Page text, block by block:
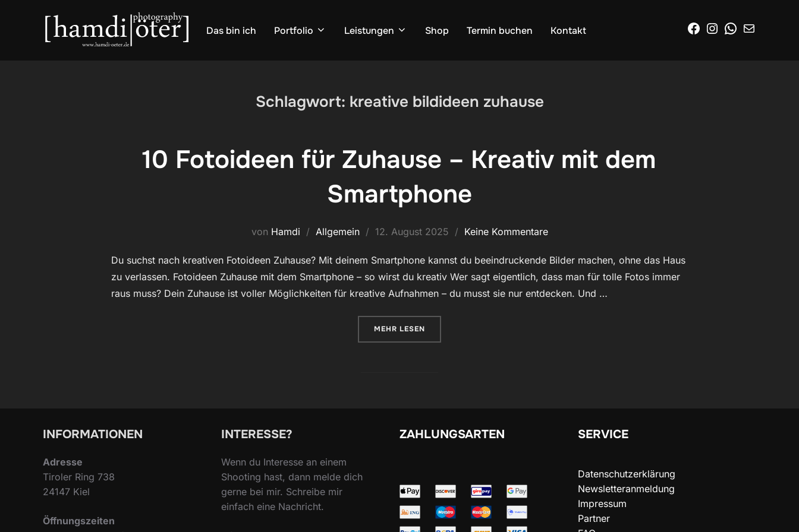
Das bin ich Portfolio Leistungen Shop Termin buchen Kontakt Facebook
Instagram
WhatsApp
E-Mail
Schlagwort: kreative bildideen zuhause
10 Fotoideen für Zuhause – Kreativ mit dem
Smartphone
von Hamdi Allgemein
Veröffentlicht
12. August 2025 Keine Kommentare
Du suchst nach kreativen Fotoideen Zuhause? Mit deinem Smartphone kannst du beeindruckende Bilder machen, ohne das Haus
zu verlassen. Fotoideen Zuhause mit dem Smartphone – so wirst du kreativ Wer sagt eigentlich, dass man für tolle Fotos immer
raus muss? Dein Zuhause ist voller Möglichkeiten für kreative Aufnahmen – du musst sie nur entdecken. Und …
MEHR ÜBER „10 FOTOIDEEN FÜR ZUHAUSE – KREATIV MIT DEM SMARTPHONE“
LESEN
INFORMATIONEN
Adresse
Tiroler Ring 738
24147 Kiel
Öffnungszeiten
INTERESSE?
Wenn du Interesse an einem
Shooting hast, dann melde dich
gerne bei mir. Schreibe mir
einfach eine Nachricht.
ZAHLUNGSARTEN SERVICE
Datenschutzerklärung
Newsletteranmeldung
Impressum
Partner